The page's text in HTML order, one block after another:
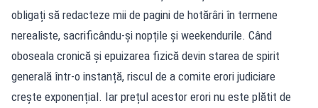
obligați să redacteze mii de pagini de hotărâri în termene
nerealiste, sacrificându-și nopțile și weekendurile. Când
oboseala cronică și epuizarea fizică devin starea de spirit
generală într-o instanță, riscul de a comite erori judiciare
crește exponențial. Iar prețul acestor erori nu este plătit de